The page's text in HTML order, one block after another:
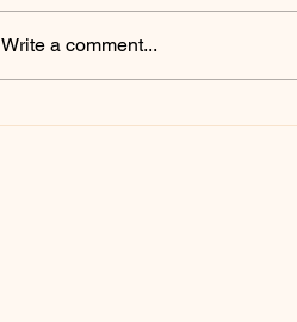
"യാഥാർത്ഥ്യം" (Reality) എന്ന
വാക്ക് കേൾക്കുമ്പോൾ മിക്ക
Write a comment...